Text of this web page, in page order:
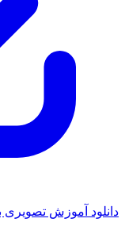
دانلود آموزش تصویری